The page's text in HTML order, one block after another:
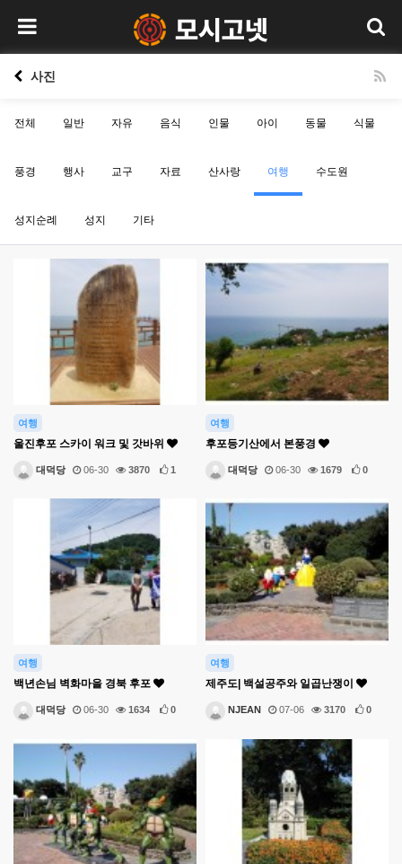
사진
전체 일반 자유 음식 인물 아이 동물 식물
풍경 행사 교구 자료 산사랑 여행 수도원
성지순례 성지 기타
여행
울진후포 스카이 워크 및 갓바위
대덕당 06-30 3870 1
여행
후포등기산에서 본풍경
대덕당 06-30 1679 0
여행
백년손님 벽화마을 경북 후포
대덕당 06-30 1634 0
여행
제주도| 백설공주와 일곱난쟁이
NJEAN 07-06 3170 0